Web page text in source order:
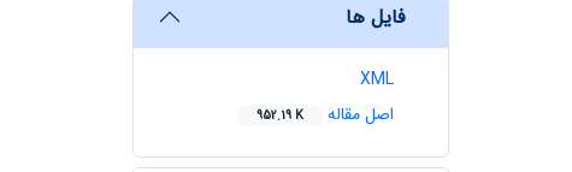
فایل ها
XML
اصل مقاله
952.19 K